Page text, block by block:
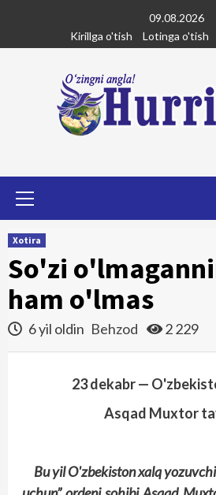
content
09.08.2026
Kirillga o'tish
Lotinga o'tish
Xotira
So'zi
ham o'lmas
6 yil oldin Behzod 2 229
23dekabr — O'
Asqad Muxtor
BuyilO'zbekistonxalq